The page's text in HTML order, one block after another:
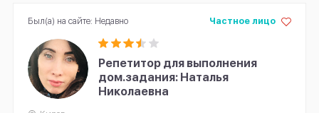
Репетитор для выполнения
дом.задания: Наталья
Николаевна
Частное лицо
Был(а) на сайте: Недавно